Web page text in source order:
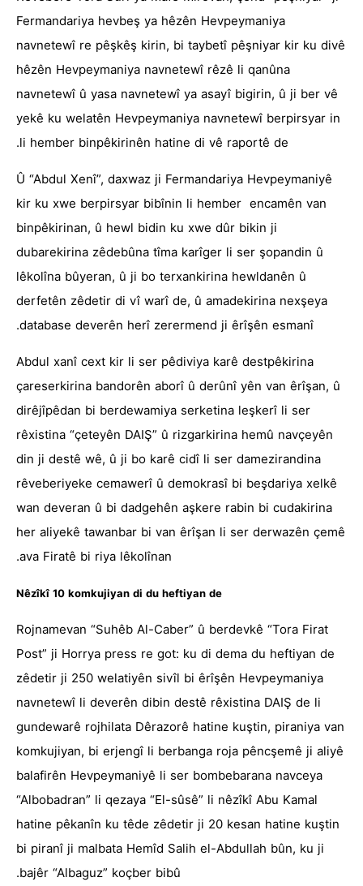
Fermandariya hevbeş ya hêzên Hevpeymaniya
navnetewî re pêşkêş kirin, bi taybetî pêşniyar kir ku divê
hêzên Hevpeymaniya navnetewî rêzê li qanûna
navnetewî û yasa navnetewî ya asayî bigirin, û ji ber vê
yekê ku welatên Hevpeymaniya navnetewî berpirsyar in
li hember binpêkirinên hatine di vê raportê de.
Û “Abdul Xenî”, daxwaz ji Fermandariya Hevpeymaniyê
kir ku xwe berpirsyar bibînin li hember encamên van
binpêkirinan, û hewl bidin ku xwe dûr bikin ji
dubarekirina zêdebûna tîma karîger li ser şopandin û
lêkolîna bûyeran, û ji bo terxankirina hewldanên û
derfetên zêdetir di vî warî de, û amadekirina nexşeya
database deverên herî zerermend ji êrîşên esmanî.
Abdul xanî cext kir li ser pêdiviya karê destpêkirina
çareserkirina bandorên aborî û derûnî yên van êrîşan, û
dirêjîpêdan bi berdewamiya serketina leşkerî li ser
rêxistina “çeteyên DAIŞ” û rizgarkirina hemû navçeyên
din ji destê wê, û ji bo karê cidî li ser damezirandina
rêveberiyeke cemawerî û demokrasî bi beşdariya xelkê
wan deveran û bi dadgehên aşkere rabin bi cudakirina
her aliyekê tawanbar bi van êrîşan li ser derwazên çemê
ava Firatê bi riya lêkolînan.
Nêzîkî 10 komkujiyan di du heftiyan de
Rojnamevan “Suhêb Al-Caber” û berdevkê “Tora Firat
Post” ji Horrya press re got: ku di dema du heftiyan de
zêdetir ji 250 welatiyên sivîl bi êrîşên Hevpeymaniya
navnetewî li deverên dibin destê rêxistina DAIŞ de li
gundewarê rojhilata Dêrazorê hatine kuştin, piraniya van
komkujiyan, bi erjengî li berbanga roja pêncşemê ji aliyê
balafirên Hevpeymaniyê li ser bombebarana navceya
“Albobadran” li qezaya “El-sûsê” li nêzîkî Abu Kamal
hatine pêkanîn ku têde zêdetir ji 20 kesan hatine kuştin
bi piranî ji malbata Hemîd Salih el-Abdullah bûn, ku ji
bajêr “Albaguz” koçber bibû.